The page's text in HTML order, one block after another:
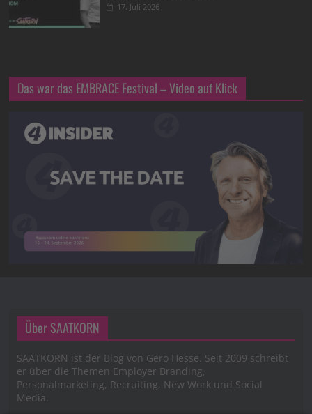
17. Juli 2026
Das war das EMBRACE Festival – Video auf Klick
Über SAATKORN
SAATKORN ist der Blog von Gero Hesse. Seit 2009 schreibt
er über die Themen Employer Branding,
Personalmarketing, Recruiting, New Work und Social
Media.